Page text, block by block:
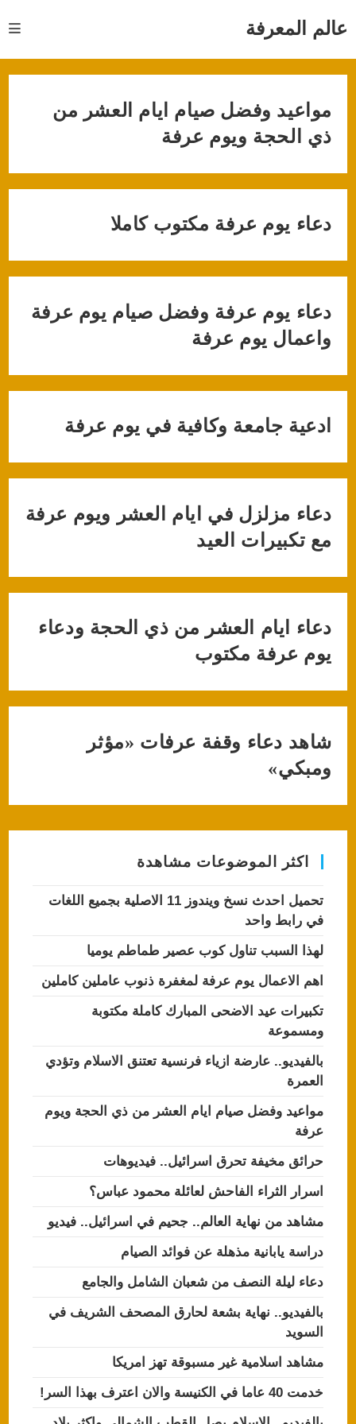
عالم المعرفة
مواعيد وفضل صيام ايام العشر من
ذي الحجة ويوم عرفة
دعاء يوم عرفة مكتوب كاملا
دعاء يوم عرفة وفضل صيام يوم عرفة
واعمال يوم عرفة
ادعية جامعة وكافية في يوم عرفة
دعاء مزلزل في ايام العشر ويوم عرفة
مع تكبيرات العيد
دعاء ايام العشر من ذي الحجة ودعاء
يوم عرفة مكتوب
شاهد دعاء وقفة عرفات «مؤثر
ومبكي»
اكثر الموضوعات مشاهدة
تحميل احدث نسخ ويندوز 11 الاصلية بجميع اللغات
في رابط واحد
لهذا السبب تناول كوب عصير طماطم يوميا
اهم الاعمال يوم عرفة لمغفرة ذنوب عاملين كاملين
تكبيرات عيد الاضحى المبارك كاملة مكتوبة
ومسموعة
بالفيديو.. عارضة ازياء فرنسية تعتنق الاسلام وتؤدي
العمرة
مواعيد وفضل صيام ايام العشر من ذي الحجة ويوم
عرفة
حرائق مخيفة تحرق اسرائيل.. فيديوهات
اسرار الثراء الفاحش لعائلة محمود عباس؟
مشاهد من نهاية العالم.. جحيم في اسرائيل.. فيديو
دراسة يابانية مذهلة عن فوائد الصيام
دعاء ليلة النصف من شعبان الشامل والجامع
بالفيديو.. نهاية بشعة لحارق المصحف الشريف في
السويد
مشاهد اسلامية غير مسبوقة تهز امريكا
خدمت 40 عاما في الكنيسة والان اعترف بهذا السر!